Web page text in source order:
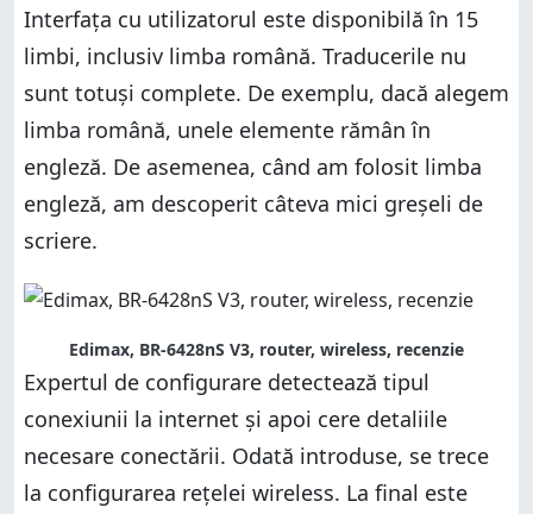
Interfața cu utilizatorul este disponibilă în 15
limbi, inclusiv limba română. Traducerile nu
sunt totuși complete. De exemplu, dacă alegem
limba română, unele elemente rămân în
engleză. De asemenea, când am folosit limba
engleză, am descoperit câteva mici greșeli de
scriere.
Edimax, BR-6428nS V3, router, wireless, recenzie
Expertul de configurare detectează tipul
conexiunii la internet și apoi cere detaliile
necesare conectării. Odată introduse, se trece
la configurarea rețelei wireless. La final este